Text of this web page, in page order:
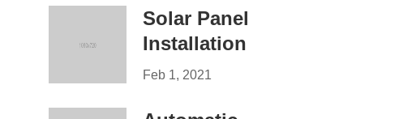
Solar Panel
Installation
Feb 1, 2021